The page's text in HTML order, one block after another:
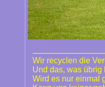
Wir recyclen die
Und das, was übrig
Wird es nur einmal